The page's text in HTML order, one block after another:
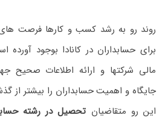
روند رو به رشد کسب و کارها فرصت های
برای حسابداران در کانادا بوجود
مالی شرکتها و ارائه اطلاعات صحیح
جایگاه و اهمیت حسابداران را بیشتر از
این رو متقاضیان تحصیل در رشته